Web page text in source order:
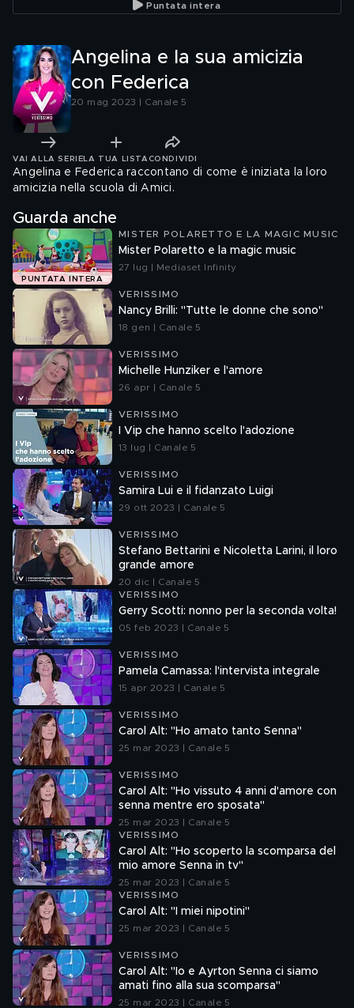
Puntata intera
Angelina e la sua amicizia
con Federica
20 mag 2023 | Canale 5
VAI ALLA SERIE LA TUA LISTA CONDIVIDI
Angelina e Federica raccontano di come è iniziata la loro
amicizia nella scuola di Amici.
Guarda anche
PUNTATA INTERA
MISTER POLARETTO E LA MAGIC MUSIC
Mister Polaretto e la magic music
27 lug | Mediaset Infinity
VERISSIMO
Nancy Brilli: "Tutte le donne che sono"
18 gen | Canale 5
VERISSIMO
Michelle Hunziker e l'amore
26 apr | Canale 5
VERISSIMO
I Vip che hanno scelto l'adozione
13 lug | Canale 5
VERISSIMO
Samira Lui e il fidanzato Luigi
29 ott 2023 | Canale 5
VERISSIMO
Stefano Bettarini e Nicoletta Larini, il loro
grande amore
20 dic | Canale 5
VERISSIMO
Gerry Scotti: nonno per la seconda volta!
05 feb 2023 | Canale 5
VERISSIMO
Pamela Camassa: l'intervista integrale
15 apr 2023 | Canale 5
VERISSIMO
Carol Alt: "Ho amato tanto Senna"
25 mar 2023 | Canale 5
VERISSIMO
Carol Alt: "Ho vissuto 4 anni d'amore con
senna mentre ero sposata"
25 mar 2023 | Canale 5
VERISSIMO
Carol Alt: "Ho scoperto la scomparsa del
mio amore Senna in tv"
25 mar 2023 | Canale 5
VERISSIMO
Carol Alt: "I miei nipotini"
25 mar 2023 | Canale 5
VERISSIMO
Carol Alt: "Io e Ayrton Senna ci siamo
amati fino alla sua scomparsa"
25 mar 2023 | Canale 5